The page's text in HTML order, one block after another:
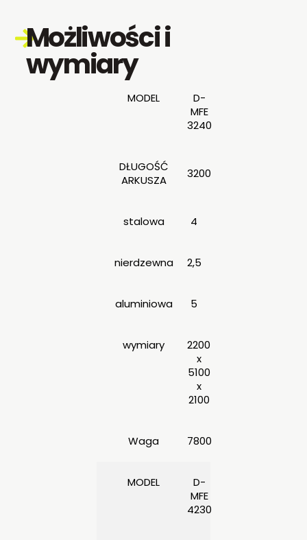
Możliwości i
wymiary
MODEL
D-
MFE
3240
DŁUGOŚĆ
ARKUSZA
3200
stalowa 4
nierdzewna 2,5
aluminiowa 5
wymiary
2200
x
5100
x
2100
Waga 7800
MODEL
D-
MFE
4230